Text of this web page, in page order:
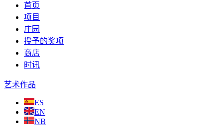
首页
项目
庄园
授予的奖项
商店
时讯
艺术作品
ES
EN
NB